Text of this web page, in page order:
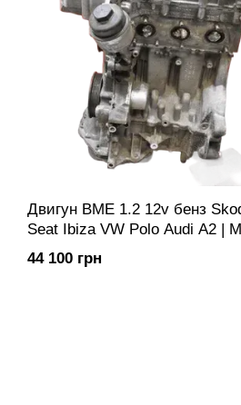
Двигун BME 1.2 12v бенз
Seat Ibiza VW Polo Audi A2 |
ДВС Двигатель
44 100 грн